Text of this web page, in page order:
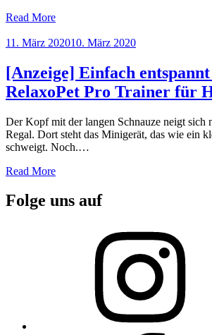
Read More
Posted
11. März 202010. März 2020
[Anzeige] Einfach
RelaxoPet Pro Trainer für
Der Kopf mit der langen Schnauze neigt sich
Regal. Dort steht das Minigerät, das wie ein
schweigt. Noch.…
Read More
Folge uns auf